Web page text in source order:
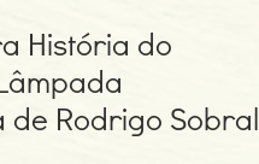
História do
de Rodrigo Sobral